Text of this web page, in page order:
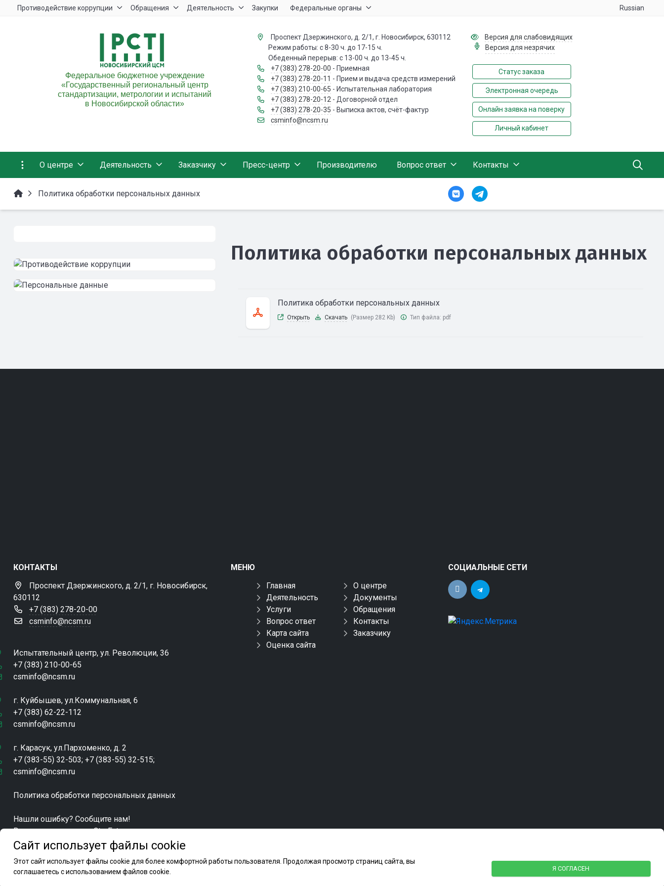
Противодействие коррупции Обращения Деятельность Закупки Федеральные органы Russian
Федеральное бюджетное учреждение
«Государственный региональный центр
стандартизации, метрологии и испытаний
в Новосибирской области»
Проспект Дзержинского, д. 2/1, г. Новосибирск, 630112
Режим работы: с 8-30 ч. до 17-15 ч.
Обеденный перерыв: с 13-00 ч. до 13-45 ч.
+7 (383) 278-20-00 - Приемная
+7 (383) 278-20-11 - Прием и выдача средств измерений
+7 (383) 210-00-65 - Испытательная лаборатория
+7 (383) 278-20-12 - Договорной отдел
+7 (383) 278-20-35 - Выписка актов, счёт-фактур
csminfo@ncsm.ru
Версия для слабовидящих
Версия для незрячих
Статус заказа
Электронная очередь
Онлайн заявка на поверку
Личный кабинет
О центре Деятельность Заказчику Пресс-центр Производителю Вопрос ответ Контакты
Политика обработки персональных данных
Политика обработки персональных данных
Политика обработки персональных данных
Открыть Скачать (Размер 282 Kb) Тип файла: pdf
КОНТАКТЫ
Проспект Дзержинского, д. 2/1, г. Новосибирск,
630112
+7 (383) 278-20-00
csminfo@ncsm.ru
Испытательный центр, ул. Революции, 36
+7 (383) 210-00-65
csminfo@ncsm.ru
г. Куйбышев, ул.Коммунальная, 6
+7 (383) 62-22-112
csminfo@ncsm.ru
г. Карасук, ул.Пархоменко, д. 2
+7 (383-55) 32-503; +7 (383-55) 32-515;
csminfo@ncsm.ru
Политика обработки персональных данных
Нашли ошибку? Сообщите нам!
Выделите и нажмите Ctr+Enter
МЕНЮ
Главная
О центре
Деятельность
Документы
Услуги
Обращения
Вопрос ответ
Контакты
Карта сайта
Заказчику
Оценка сайта
СОЦИАЛЬНЫЕ СЕТИ
ФБУ "Новосибирский ЦСМ" 2022 © Все права защищены. SIMAI-SF4: Сайт государственной организации
Сайт использует файлы cookie
Этот сайт использует файлы cookie для более комфортной работы пользователя. Продолжая просмотр страниц сайта, вы
соглашаетесь с использованием файлов cookie.
Я СОГЛАСЕН